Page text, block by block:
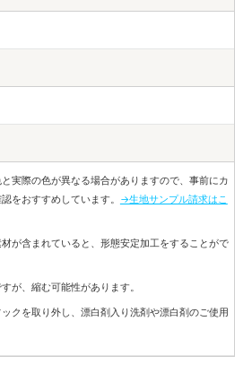
実際の色が異なる場合がありますので、事前にカ
をおすすめしています。 →生地サンプル請求はこ
が含まれていると、形態安定加工をすることがで
が、縮む可能性があります。
クを取り外し、漂白剤入り洗剤や漂白剤のご使用